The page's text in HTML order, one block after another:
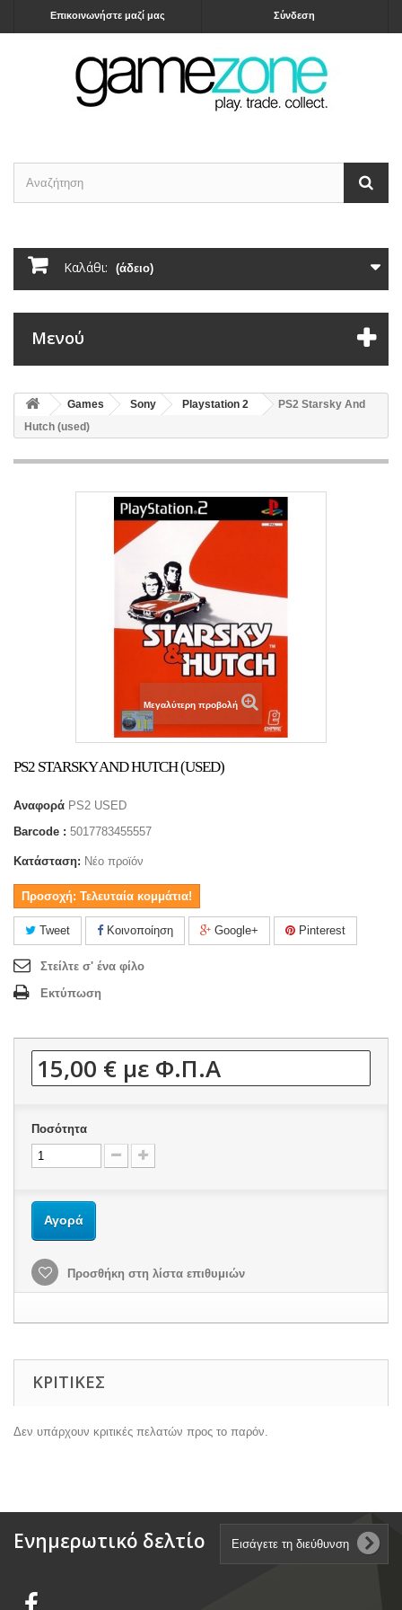
Σύνδεση
Επικοινωνήστε μαζί μας
Καλάθι: (άδειο)
Μενού
Games Sony Playstation 2
PS2 Starsky And
Hutch (used)
Μεγαλύτερη προβολή
PS2 STARSKY AND HUTCH (USED)
Αναφορά PS2 USED
Barcode : 5017783455557
Κατάσταση: Νέο προϊόν
Προσοχή: Τελευταία κομμάτια!
Tweet Κοινοποίηση Google+ Pinterest
Στείλτε σ' ένα φίλο
Εκτύπωση
15,00 € με Φ.Π.Α
Ποσότητα
Αγορά
Προσθήκη στη λίστα επιθυμιών
ΚΡΙΤΙΚΈΣ
Δεν υπάρχουν κριτικές πελατών προς το παρόν.
Ενημερωτικό δελτίο